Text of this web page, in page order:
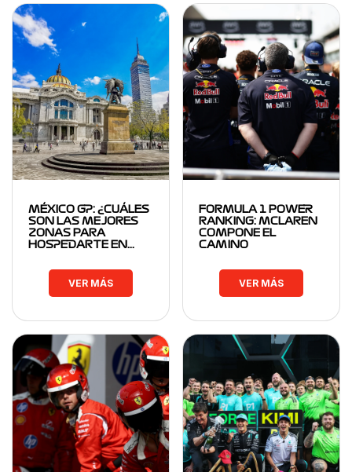
MÉXICO GP: ¿CUÁLES
SON LAS MEJORES
ZONAS PARA
HOSPEDARTE EN…
VER MÁS
FORMULA 1 POWER
RANKING: MCLAREN
COMPONE EL
CAMINO
VER MÁS